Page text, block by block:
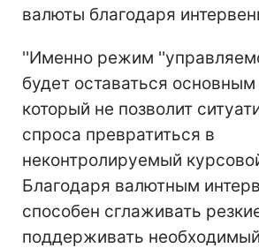
валюты благодаря
''Именно режим
будет оставаться
который не позволит
спроса превратиться в
неконтролируемый
Благодаря валютным
способен сглаживать
поддерживать